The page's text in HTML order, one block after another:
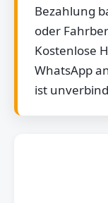
Bezahlung
oder
Kostenlose
WhatsApp
ist